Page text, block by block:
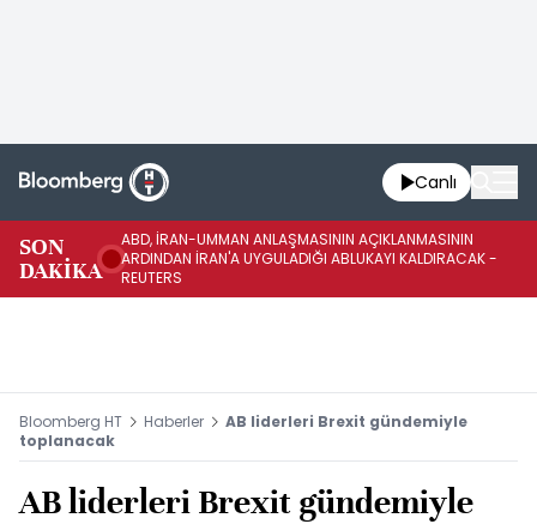
Canlı
SON
DAKİKA
ABD, İRAN-UMMAN ANLAŞMASININ AÇIKLANMASININ
ARDINDAN İRAN'A UYGULADIĞI ABLUKAYI KALDIRACAK -
REUTERS
Bloomberg HT Haberler
AB liderleri Brexit gündemiyle
toplanacak
AB liderleri Brexit gündemiyle